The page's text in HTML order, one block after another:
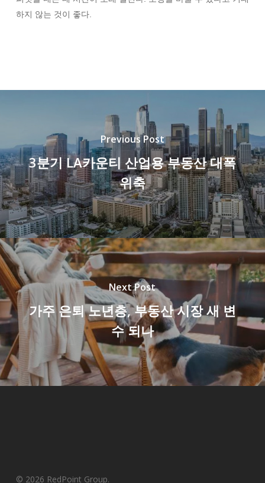
하지 않는 것이 좋다.
Previous Post
3분기 LA카운티 산업용 부동산 대폭
위축
Next Post
가주 은퇴 노년층, 부동산 시장 새 변
수 되나
© 2026 RedPoint Group.